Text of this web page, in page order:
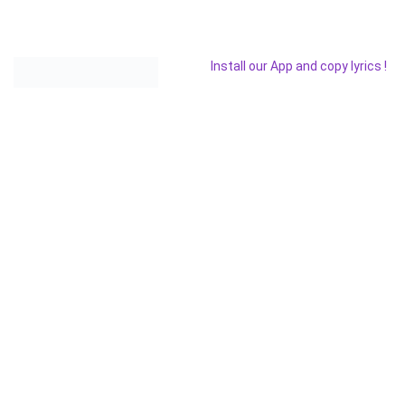
Install our App and copy lyrics !